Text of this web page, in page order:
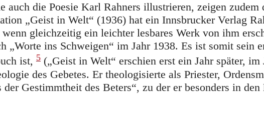
die Poesie Karl Rahners illustrieren, zeigen zudem
„Geist in Welt“ (1936) hat ein Innsbrucker Verlag
gleichzeitig ein leichter lesbares Werk von ihm
„Worte ins Schweigen“ im Jahr 1938. Es ist somit sein
ist, 5 („Geist in Welt“ erschien erst ein Jahr später, im
des Gebetes. Er theologisierte als Priester,
der Gestimmtheit des Beters“, zu der er besonders in